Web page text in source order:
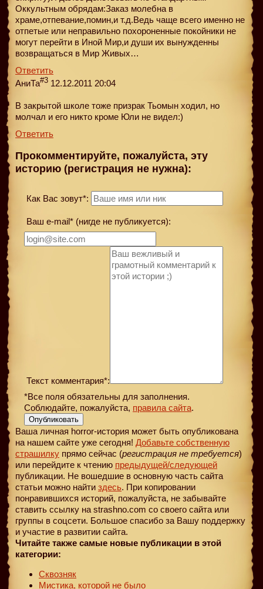
Оккультным обрядам:Заказ молебна в
храме,отпевание,помин,и т.д.Ведь чаще всего именно не
отпетые или неправильно похороненные покойники не
могут перейти в Иной Мир,и души их вынужденны
возвращаться в Мир Живых…
Ответить
АниТа#3 12.12.2011 20:04
В закрытой школе тоже призрак Тьомын ходил, но
молчал и его никто кроме Юли не видел:)
Ответить
Прокомментируйте, пожалуйста, эту
историю (регистрация не нужна):
Как Вас зовут*:
Ваш e-mail* (нигде не публикуется):
Текст комментария*:
*Все поля обязательны для заполнения.
Соблюдайте, пожалуйста, правила сайта.
Опубликовать
Ваша личная horror-история может быть опубликована
на нашем сайте уже сегодня! Добавьте собственную
страшилку прямо сейчас (регистрация не требуется)
или перейдите к чтению предыдущей/следующей
публикации. Не вошедшие в основную часть сайта
статьи можно найти здесь. При копировании
понравившихся историй, пожалуйста, не забывайте
ставить ссылку на strashno.com со своего сайта или
группы в соцсети. Большое спасибо за Вашу поддержку
и участие в развитии сайта.
Читайте также самые новые публикации в этой
категории:
Сквозняк
Мистика, которой не было